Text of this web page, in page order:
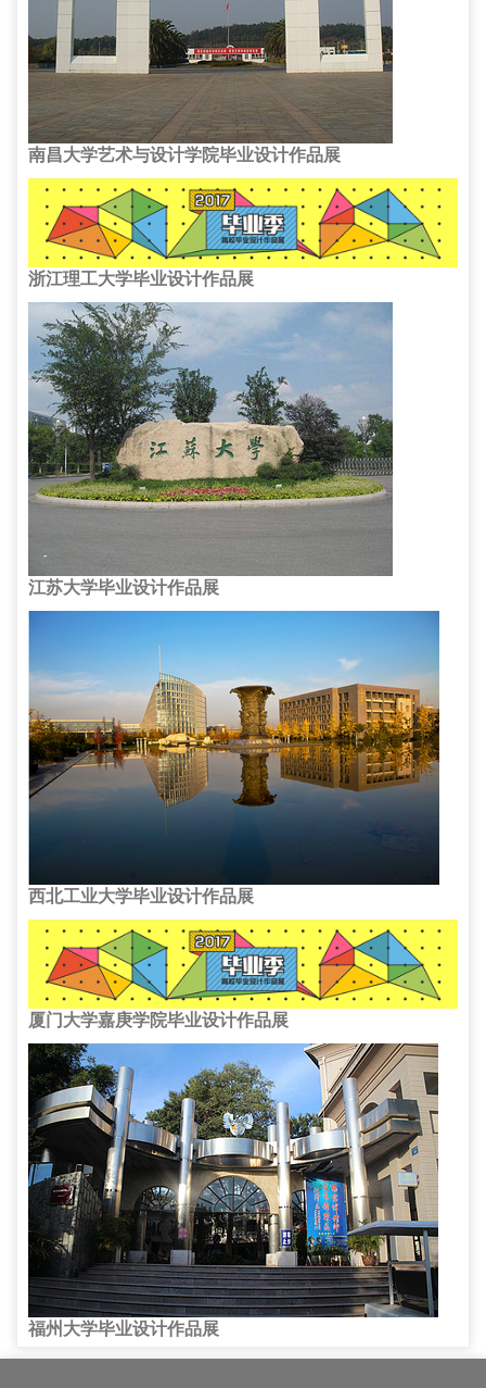
南昌大学艺术与设计学院毕业设计作品展
浙江理工大学毕业设计作品展
江苏大学毕业设计作品展
西北工业大学毕业设计作品展
厦门大学嘉庚学院毕业设计作品展
福州大学毕业设计作品展